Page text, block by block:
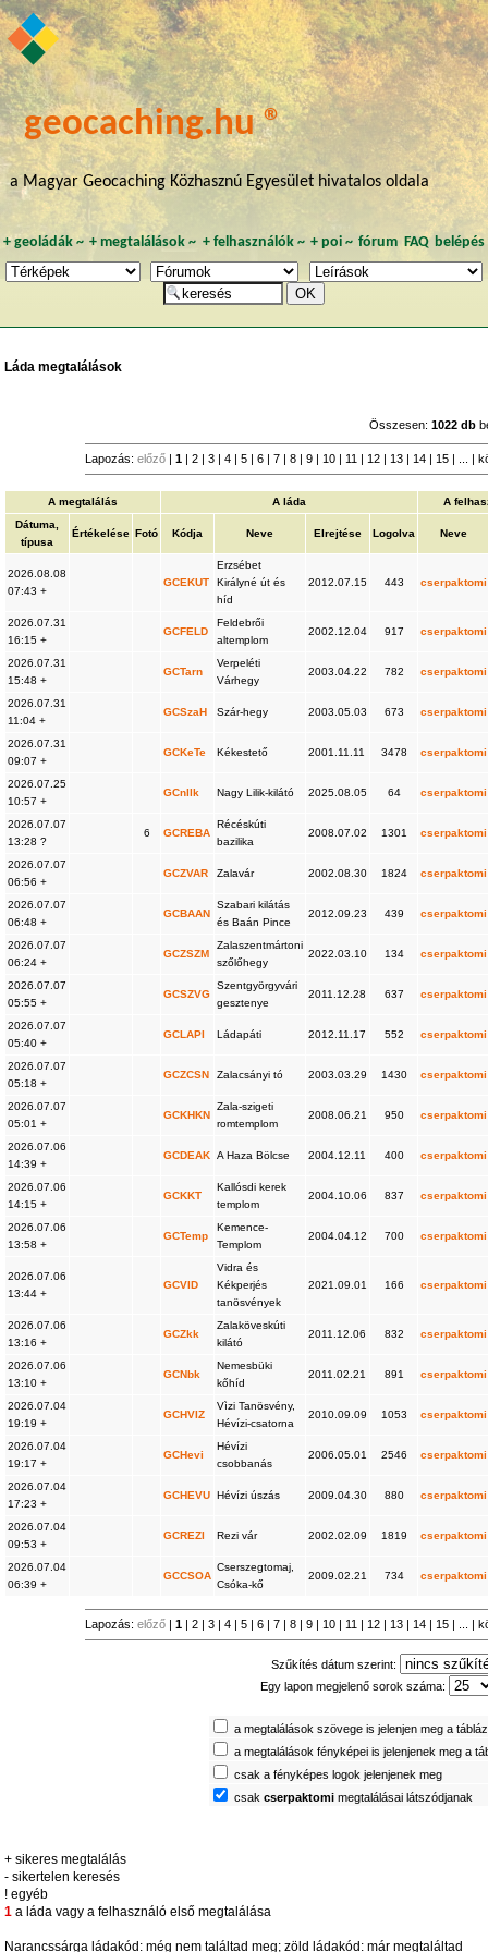
geocaching.hu ®
a Magyar Geocaching Közhasznú Egyesület hivatalos oldala
+ geoládák~ +megtalálások ~ + felhasználók~ + poi~ fórum FAQ belépés
Láda megtalálások
Összesen:1022 db
Lapozás:előző |1 | 2 | 3 | 4 | 5 | 6 | 7 | 8 | 9 | 10 | 11 | 12 | 13 | 14 | 15 | ... |
A megtalálás A láda
A
Dátuma,
típusa
Értékelése Fotó Kódja Neve Elrejtése Logolva Neve
2026.08.08
07:43 +
GCEKUT
Erzsébet
Királyné út és
híd
2012.07.15 443 cserpaktomi
2026.07.31
16:15 +
GCFELD
Feldebrői
altemplom
2002.12.04 917 cserpaktomi
2026.07.31
15:48 +
GCTarn
Verpeléti
Várhegy
2003.04.22 782 cserpaktomi
2026.07.31
11:04 +
GCSzaH Szár-hegy 2003.05.03 673 cserpaktomi
2026.07.31
09:07 +
GCKeTe Kékestető 2001.11.11 3478 cserpaktomi
2026.07.25
10:57 +
GCnllk Nagy Lilik-kilátó 2025.08.05 64 cserpaktomi
2026.07.07
13:28 ?
6 GCREBA
Récéskúti
bazilika
2008.07.02 1301 cserpaktomi
2026.07.07
06:56 +
GCZVAR Zalavár 2002.08.30 1824 cserpaktomi
2026.07.07
06:48 +
GCBAAN
Szabari kilátás
és Baán Pince
2012.09.23 439 cserpaktomi
2026.07.07
06:24 +
GCZSZM
Zalaszentmártoni
szőlőhegy
2022.03.10 134 cserpaktomi
2026.07.07
05:55 +
GCSZVG
Szentgyörgyvári
gesztenye
2011.12.28 637 cserpaktomi
2026.07.07
05:40 +
GCLAPI Ládapáti 2012.11.17 552 cserpaktomi
2026.07.07
05:18 +
GCZCSN Zalacsányi tó 2003.03.29 1430 cserpaktomi
2026.07.07
05:01 +
GCKHKN
Zala-szigeti
romtemplom
2008.06.21 950 cserpaktomi
2026.07.06
14:39 +
GCDEAK A Haza Bölcse 2004.12.11 400 cserpaktomi
2026.07.06
14:15 +
GCKKT
Kallósdi kerek
templom
2004.10.06 837 cserpaktomi
2026.07.06
13:58 +
GCTemp
Kemence-
Templom
2004.04.12 700 cserpaktomi
2026.07.06
13:44 +
GCVID
Vidra és
Kékperjés
tanösvények
2021.09.01 166 cserpaktomi
2026.07.06
13:16 +
GCZkk
Zalaköveskúti
kilátó
2011.12.06 832 cserpaktomi
2026.07.06
13:10 +
GCNbk
Nemesbüki
kőhíd
2011.02.21 891 cserpaktomi
2026.07.04
19:19 +
GCHVIZ
Vìzi Tanösvény,
Hévízi-csatorna
2010.09.09 1053 cserpaktomi
2026.07.04
19:17 +
GCHevi
Hévízi
csobbanás
2006.05.01 2546 cserpaktomi
2026.07.04
17:23 +
GCHEVU Hévízi úszás 2009.04.30 880 cserpaktomi
2026.07.04
09:53 +
GCREZI Rezi vár 2002.02.09 1819 cserpaktomi
2026.07.04
06:39 +
GCCSOA
Cserszegtomaj,
Csóka-kő
2009.02.21 734 cserpaktomi
Lapozás:előző |1 | 2 | 3 | 4 | 5 | 6 | 7 | 8 | 9 | 10 | 11 | 12 | 13 | 14 | 15 | ... |
Szűkítés dátum szerint:
Egy lapon megjelenő sorok száma:
a megtalálások szövege is jelenjen meg a
a megtalálások fényképei is jelenjenek meg a
csak a fényképes logok jelenjenek meg
csakcserpaktomi megtalálásai látszódjanak
+ sikeres megtalálás
- sikertelen keresés
! egyéb
1 a láda vagy a felhasználó első megtalálása
Narancssárga ládakód: még nem találtad meg; zöld ládakód: már megtaláltad